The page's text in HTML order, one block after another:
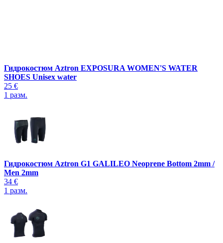
Гидрокостюм Aztron EXPOSURA WOMEN'S WATER
SHOES Unisex water
25 €
1 разм.
Гидрокостюм Aztron G1 GALILEO Neoprene Bottom 2mm /
Men 2mm
34 €
1 разм.